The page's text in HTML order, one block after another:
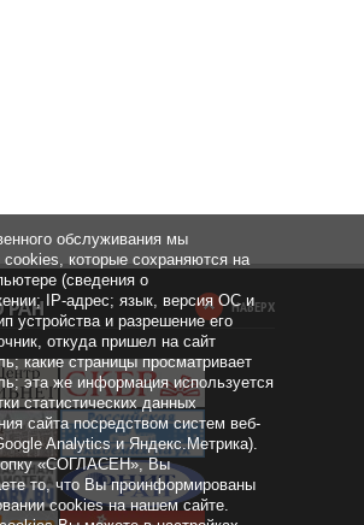
НАВЕРХ
обслуживания мы
cookies, которые сохраняются на
(сведения о
IP-адрес; язык, версия ОС и
устройства и разрешение его
откуда пришел на сайт
какие страницы просматривает
эта же информация используется
статистических данных
сайта посредством систем веб-
Analytics и Яндекс.Метрика).
«СОГЛАСЕН», Вы
то, что Вы проинформированы
cookies на нашем сайте.